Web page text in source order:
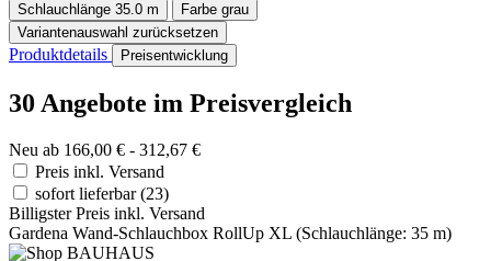
Schlauchlänge 35.0 m Farbe grau
Variantenauswahl zurücksetzen
Produktdetails Preisentwicklung
30 Angebote im Preisvergleich
Neu ab 166,00 € - 312,67 €
Preis inkl. Versand
sofort lieferbar(23)
Billigster Preis inkl. Versand
Gardena Wand-Schlauchbox RollUp XL (Schlauchlänge: 35 m)